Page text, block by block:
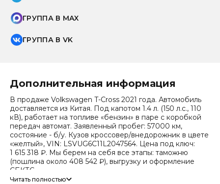
ГРУППА В MAX
ГРУППА В VK
Дополнительная информация
В продаже Volkswagen T-Cross 2021 года. Автомобиль
доставляется из Китая. Под капотом 1.4 л. (150 л.с., 110
кВ), работает на топливе «бензин» в паре с коробкой
передач автомат. Заявленный пробег: 57000 км,
состояние - б/у. Кузов кроссовер/внедорожник в цвете
«желтый», VIN: LSVUG6C11L2047564. Цена под ключ:
1 615 318 ₽. Мы берем на себя все этапы: таможню
(пошлина около 408 542 ₽), выгрузку и оформление
СБКТС.
Читать полностью